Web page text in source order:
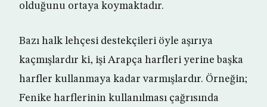
olduğunu ortaya koymaktadır.
Bazı halk lehçesi destekçileri öyle aşırıya
kaçmışlardır ki, işi Arapça harfleri yerine başka
harfler kullanmaya kadar varmışlardır. Örneğin;
Fenike harflerinin kullanılması çağrısında